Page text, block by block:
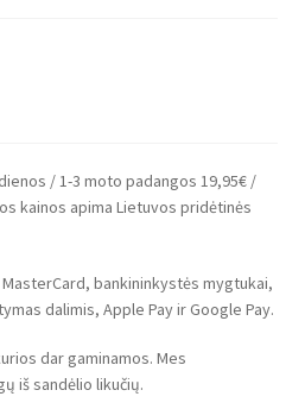
/ 1-3 moto padangos 19,95€ /
kainos apima Lietuvos pridėtinės
bankininkystės mygtukai,
dalimis, Apple Pay ir Google Pay.
dar gaminamos. Mes
iš sandėlio likučių.